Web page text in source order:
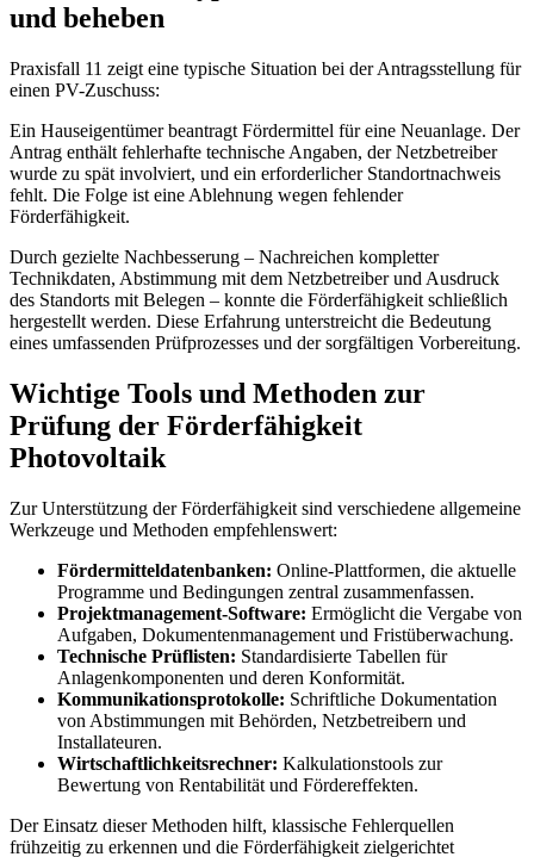
und beheben
Praxisfall 11 zeigt eine typische Situation bei der Antragsstellung für
einen PV-Zuschuss:
Ein Hauseigentümer beantragt Fördermittel für eine Neuanlage. Der
Antrag enthält fehlerhafte technische Angaben, der Netzbetreiber
wurde zu spät involviert, und ein erforderlicher Standortnachweis
fehlt. Die Folge ist eine Ablehnung wegen fehlender
Förderfähigkeit.
Durch gezielte Nachbesserung – Nachreichen kompletter
Technikdaten, Abstimmung mit dem Netzbetreiber und Ausdruck
des Standorts mit Belegen – konnte die Förderfähigkeit schließlich
hergestellt werden. Diese Erfahrung unterstreicht die Bedeutung
eines umfassenden Prüfprozesses und der sorgfältigen Vorbereitung.
Wichtige Tools und Methoden zur
Prüfung der Förderfähigkeit
Photovoltaik
Zur Unterstützung der Förderfähigkeit sind verschiedene allgemeine
Werkzeuge und Methoden empfehlenswert:
Fördermitteldatenbanken: Online-Plattformen, die aktuelle
Programme und Bedingungen zentral zusammenfassen.
Projektmanagement-Software: Ermöglicht die Vergabe von
Aufgaben, Dokumentenmanagement und Fristüberwachung.
Technische Prüflisten: Standardisierte Tabellen für
Anlagenkomponenten und deren Konformität.
Kommunikationsprotokolle: Schriftliche Dokumentation
von Abstimmungen mit Behörden, Netzbetreibern und
Installateuren.
Wirtschaftlichkeitsrechner: Kalkulationstools zur
Bewertung von Rentabilität und Fördereffekten.
Der Einsatz dieser Methoden hilft, klassische Fehlerquellen
frühzeitig zu erkennen und die Förderfähigkeit zielgerichtet